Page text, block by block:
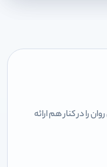
را در کنار هم ارائه